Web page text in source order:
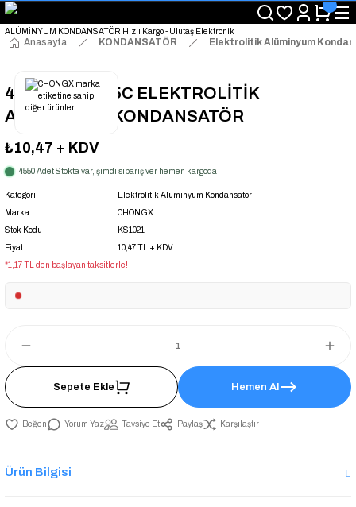
"Saat 14:00'a Kadar Verilen Siparişlerde Aynı Gün Kargo Avantajı!
"Binlerce Ürün Çeşitliliği ile Stoktan Hemen Teslim."
"Toptan Fiyatına Perakende Satış Avantajını Kaçırmayın!"
Anasayfa KONDANSATÖR Elektrolitik Alüminyum
47UF 250V 105C ELEKTROLİTİK
ALÜMİNYUM KONDANSATÖR
₺10,47 + KDV
4550 Adet Stokta var, şimdi sipariş ver hemen kargoda
Kategori
Elektrolitik Alüminyum Kondansatör
Marka
CHONGX
Stok Kodu
KS1021
Fiyat
10,47 TL + KDV
*1,17 TL den başlayan taksitlerle!
Sepete Ekle Hemen Al
Yorum Yaz Tavsiye Et Paylaş Karşılaştır
Ürün Bilgisi